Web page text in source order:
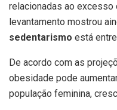
relacionadas ao excesso
levantamento mostrou
sedentarismo está
De acordo com as
obesidade pode
população feminina,